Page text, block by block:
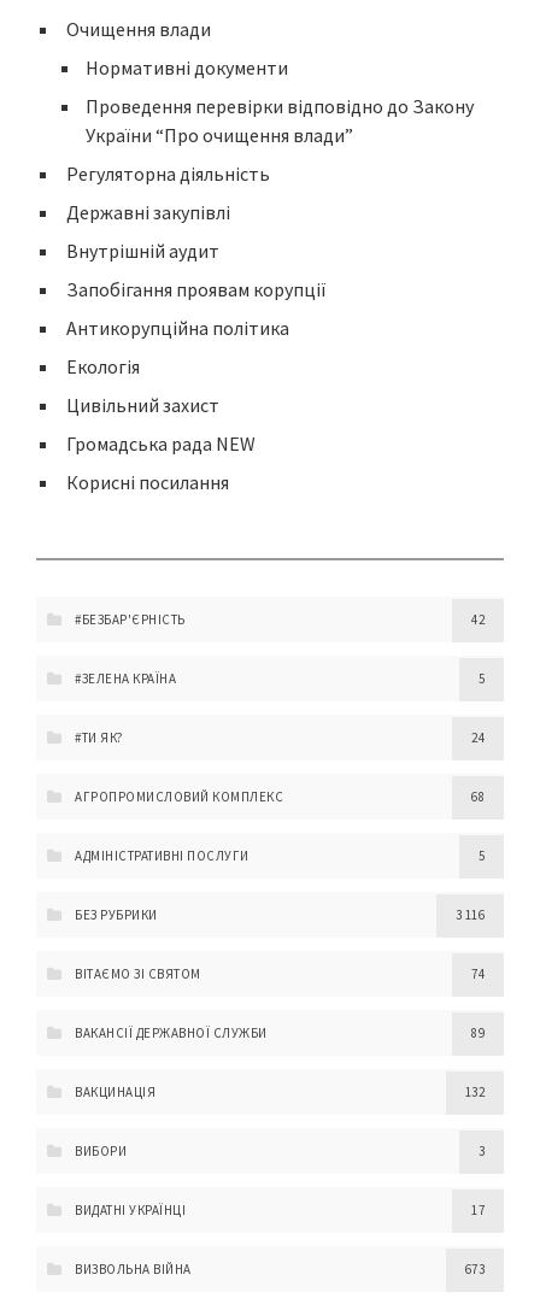
Очищення влади
Нормативні документи
Проведення перевірки відповідно до Закону
України “Про очищення влади”
Регуляторна діяльність
Державні закупівлі
Внутрішній аудит
Запобігання проявам корупції
Антикорупційна політика
Екологія
Цивільний захист
Громадська рада NEW
Корисні посилання
#БЕЗБАР'ЄРНІСТЬ 42
#ЗЕЛЕНА КРАЇНА 5
#ТИ ЯК? 24
АГРОПРОМИСЛОВИЙ КОМПЛЕКС 68
АДМІНІСТРАТИВНІ ПОСЛУГИ 5
БЕЗ РУБРИКИ 3 116
ВІТАЄМО ЗІ СВЯТОМ 74
ВАКАНСІЇ ДЕРЖАВНОЇ СЛУЖБИ 89
ВАКЦИНАЦІЯ 132
ВИБОРИ 3
ВИДАТНІ УКРАЇНЦІ 17
ВИЗВОЛЬНА ВІЙНА 673